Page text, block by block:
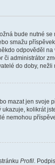
bude nutné
smažu
odpověděl
administrátor
do doby,
mazat jen
kolikrát
nemohou
Profil.